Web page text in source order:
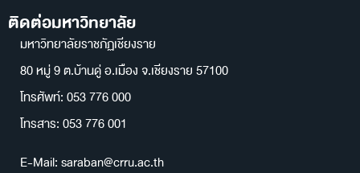
ติดต่อมหาวิทยาลัย
มหาวิทยาลัยราชภัฏเชียงราย
80 หมู่ 9 ต.บ้านดู่ อ.เมือง จ.เชียงราย 57100
โทรศัพท์: 053 776 000
โทรสาร: 053 776 001
E-Mail: saraban@crru.ac.th